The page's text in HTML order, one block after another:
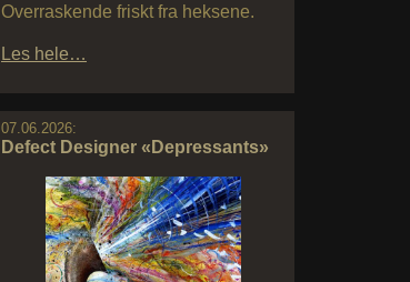
Overraskende friskt fra heksene.
Les hele…
07.06.2026:
Defect Designer «Depressants»